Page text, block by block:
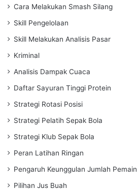
Cara Melakukan Smash Silang
Skill Pengelolaan
Skill Melakukan Analisis Pasar
Kriminal
Analisis Dampak Cuaca
Daftar Sayuran Tinggi Protein
Strategi Rotasi Posisi
Strategi Pelatih Sepak Bola
Strategi Klub Sepak Bola
Peran Latihan Ringan
Pengaruh Keunggulan Jumlah Pemain
Pilihan Jus Buah